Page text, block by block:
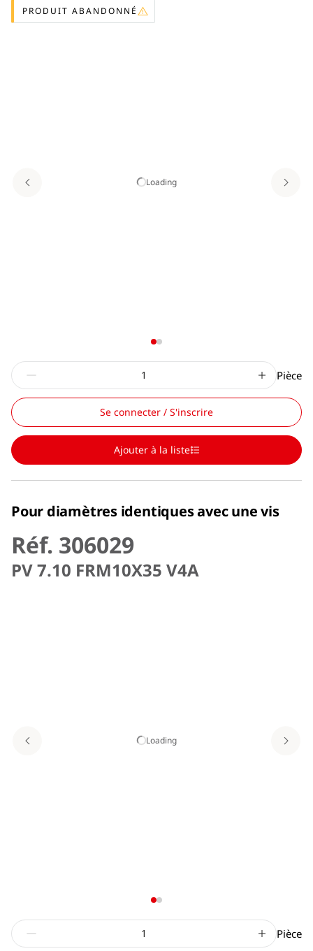
PRODUIT ABANDONNÉ
Loading
Pièce
Se connecter / S'inscrire
Ajouter à la liste
Pour diamètres identiques avec une vis
Réf. 306029
PV 7.10 FRM10X35 V4A
Loading
Pièce